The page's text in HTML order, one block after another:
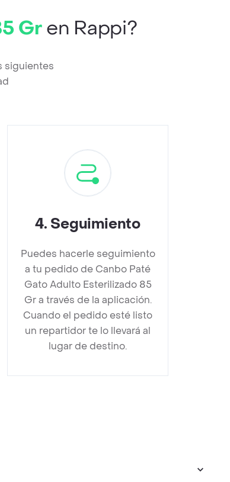
Gren Rappi?
siguientes
4. Seguimiento
Puedes hacerle seguimiento
a tu pedido de Canbo Paté
Gato Adulto Esterilizado 85
Gr a través de la aplicación.
Cuando el pedido esté listo
un repartidor te lo llevará al
lugar de destino.